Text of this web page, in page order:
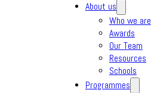
About us
Who we are
Awards
Our Team
Resources
Schools
Programmes